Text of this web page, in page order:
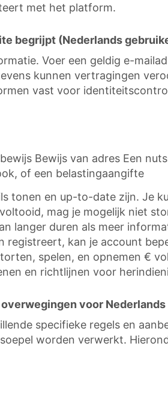
met het platform.
begrijpt (Nederlands
Voer een geldig e-
kunnen vertragingen
vast voor
Bewijs van adres Een
of een belastingaangifte
tonen en up-to-date zijn. Je
mag je mogelijk niet
langer duren als meer
registreert, kan je account
spelen, en opnemen €
en richtlijnen voor
voor
specifieke regels en
worden verwerkt.